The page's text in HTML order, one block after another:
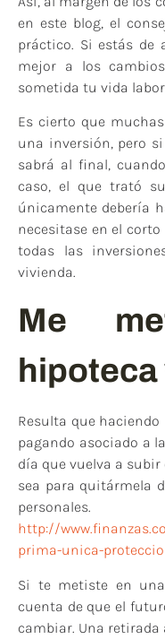
en este blog, el
práctico. Si estás de
mejor a los
sometida tu vida
Es cierto que
una inversión, pero
sabrá al final,
caso, el que trató
únicamente debería
necesitase en el
todas las
vivienda.
Me
Resulta que
pagando asociado a
día que vuelva a subir
sea para quitármela
personales.
http://
prima-unica-
Si te metiste en
cuenta de que el
cambiar. Una